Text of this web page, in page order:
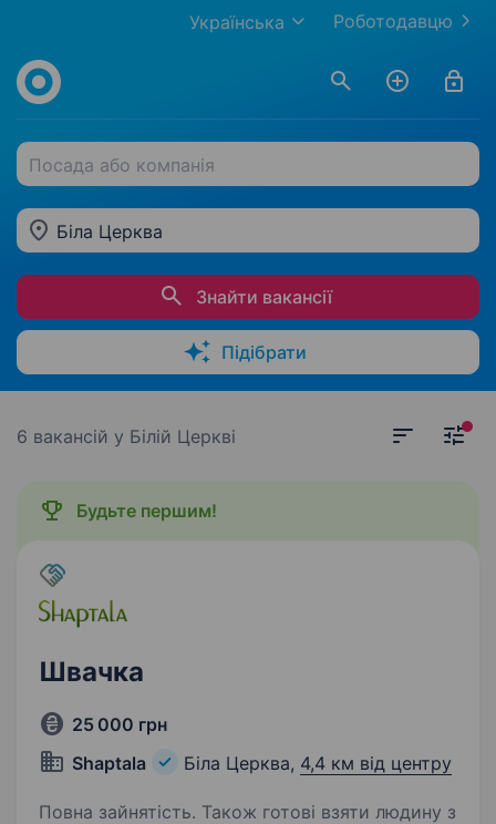
Роботодавцю
Українська
Посада або компанія
Біла Церква
Знайти вакансії
Підібрати
6 вакансій у Білій Церкві
Будьте першим!
Швачка
25 000 грн
Shaptala
Біла Церква, 4,4 км від центру
Повна зайнятість. Також готові взяти людину з